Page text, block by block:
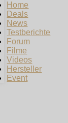
Home
Deals
News
Testberichte
Forum
Filme
Videos
Hersteller
Event